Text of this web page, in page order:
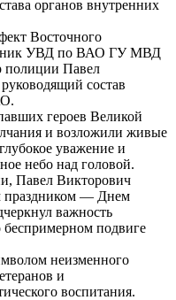
органов внутренних
Восточного
УВД по ВАО ГУ МВД
полиции Павел
состав
героев Великой
и возложили живые
уважение и
небо над головой.
Павел Викторович
праздником — Днем
важность
беспримерном подвиге
неизменного
и
воспитания.